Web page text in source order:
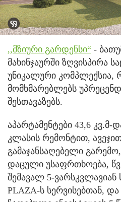
,,მზიური გარდენსი“ -
მახინჯაურში ზღვისპირა
უნიკალური კომპლექსია,
მომხმარებლებს
შესთავაზებს.
აპარტამენტები 43,6 კვ.მ-
კლასის რემონტით,
გამაჯანსაღებელი
დაცული უსაფრთხოება,
შემავალ 5-ვარსკვლავიან
PLAZA-ს სერვისებთან,